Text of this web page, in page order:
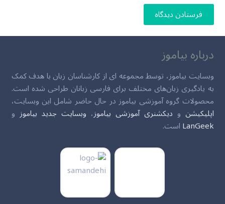
فرستادن دیدگاه
درباره بیاموز
وبسایت بیاموز، توسط مجموعه ای از کارشناسان زبان با هدف کمک
به یادگیری زبان‌های مختلف برای فارسی زبانان طراحی شده است.
محصولات گروه آموزشی بیاموز در حال حاضر شامل این وبسایت،
اپلیکیشن و دیکشنری آموزشی بیاموز، وبسایت جدید بیاموز و
LanGeekاست.